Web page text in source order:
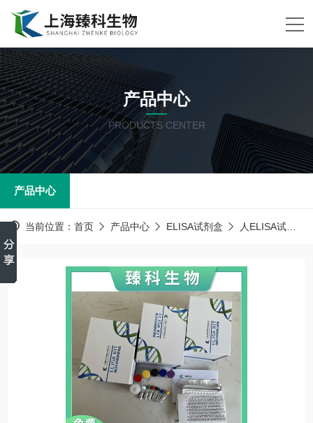
产品中心
PRODUCTS CENTER
产品中心
当前位置： 首页 产品中心 ELISA试剂盒 人ELISA试剂盒